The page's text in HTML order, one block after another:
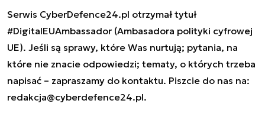
Serwis CyberDefence24.pl otrzymał tytuł
#DigitalEUAmbassador (Ambasadora polityki cyfrowej
UE). Jeśli są sprawy, które Was nurtują; pytania, na
które nie znacie odpowiedzi; tematy, o których trzeba
napisać – zapraszamy do kontaktu. Piszcie do nas na:
redakcja@cyberdefence24.pl.